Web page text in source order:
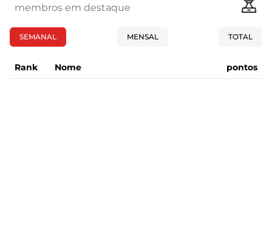
membros em destaque
SEMANAL MENSAL TOTAL
Rank Nome pontos